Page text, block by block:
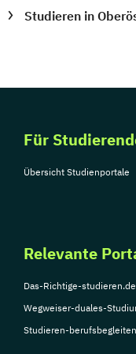
Studieren in
Für
Übersicht Studienportale
Relevante
Das-Richtige-studieren.de
Wegweiser-duales-
Studieren-